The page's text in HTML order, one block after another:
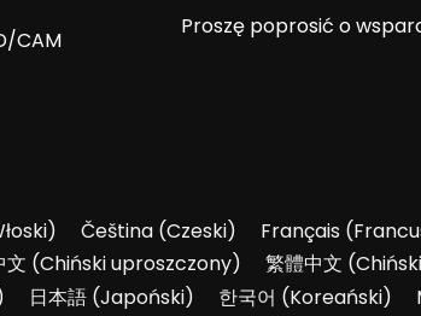
CAM
Proszę poprosić o
) Čeština(Czeski) Français (
文 (Chiński uproszczony) 繁體中文 (
日本語(Japoński) 한국어 (Koreański)